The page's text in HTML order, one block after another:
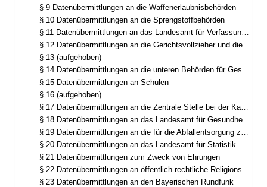
§ 9 Datenübermittlungen an die Waffenerlaubnisbehörden
§ 10 Datenübermittlungen an die Sprengstoffbehörden
§ 11 Datenübermittlungen an das Landesamt für Verfassungsschutz
§ 12 Datenübermittlungen an die Gerichtsvollzieher und die Vollstreckungsstellen der Finanzbehörden
§ 13 (aufgehoben)
§ 14 Datenübermittlungen an die unteren Behörden für Gesundheit, Veterinärwesen, Ernährung und Verbraucherschutz
§ 15 Datenübermittlungen an Schulen
§ 16 (aufgehoben)
§ 17 Datenübermittlungen an die Zentrale Stelle bei der Kassenärztlichen Vereinigung in Bayern
§ 18 Datenübermittlungen an das Landesamt für Gesundheit und Lebensmittelsicherheit
§ 19 Datenübermittlungen an die für die Abfallentsorgung zuständigen Behörden
§ 20 Datenübermittlungen an das Landesamt für Statistik
§ 21 Datenübermittlungen zum Zweck von Ehrungen
§ 22 Datenübermittlungen an öffentlich-rechtliche Religionsgesellschaften
§ 23 Datenübermittlungen an den Bayerischen Rundfunk